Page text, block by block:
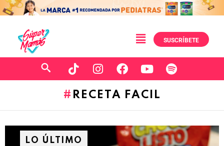
SUSCRÍBETE
RECETA FACIL
LO ÚLTIMO